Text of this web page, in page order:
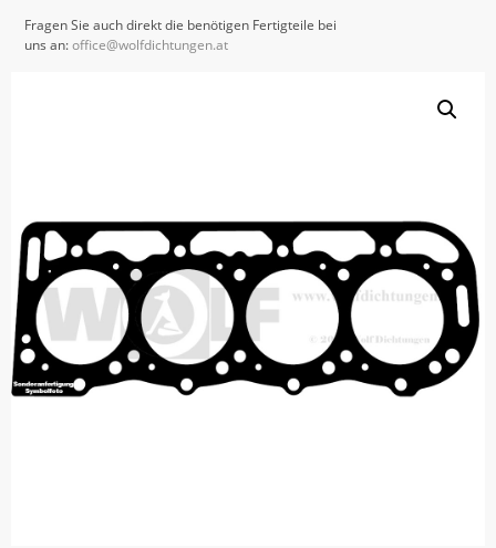
Fragen Sie auch direkt die benötigen Fertigteile bei
uns an:office@wolfdichtungen.at